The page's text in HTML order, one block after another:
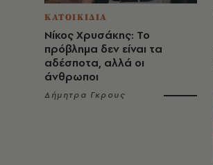
ΚΑΤΟΙΚΙΔΙΑ
Νίκος Χρυσάκης: Το
πρόβλημα δεν είναι τα
αδέσποτα, αλλά οι
άνθρωποι
Δήμητρα Γκρους